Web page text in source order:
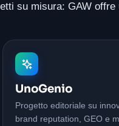
su misura: GAW
UnoGenio
Progetto editoriale su
brand reputation, GEO e